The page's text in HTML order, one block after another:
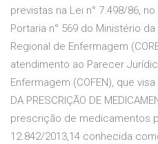
previstas na Lei n° 7.498/86,
Portaria n° 569 do Ministério
Regional de Enfermagem
atendimento ao Parecer
Enfermagem (COFEN), que
DA PRESCRIÇÃO DE
prescrição de medicamentos
12.842/2013,14 conhecida